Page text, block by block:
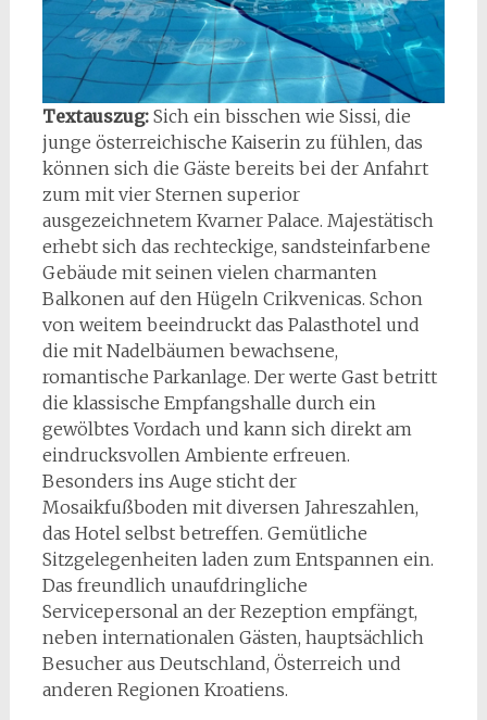
Textauszug: Sich ein bisschen wie Sissi, die
junge österreichische Kaiserin zu fühlen, das
können sich die Gäste bereits bei der Anfahrt
zum mit vier Sternen superior
ausgezeichnetem Kvarner Palace. Majestätisch
erhebt sich das rechteckige, sandsteinfarbene
Gebäude mit seinen vielen charmanten
Balkonen auf den Hügeln Crikvenicas. Schon
von weitem beeindruckt das Palasthotel und
die mit Nadelbäumen bewachsene,
romantische Parkanlage. Der werte Gast betritt
die klassische Empfangshalle durch ein
gewölbtes Vordach und kann sich direkt am
eindrucksvollen Ambiente erfreuen.
Besonders ins Auge sticht der
Mosaikfußboden mit diversen Jahreszahlen,
das Hotel selbst betreffen. Gemütliche
Sitzgelegenheiten laden zum Entspannen ein.
Das freundlich unaufdringliche
Servicepersonal an der Rezeption empfängt,
neben internationalen Gästen, hauptsächlich
Besucher aus Deutschland, Österreich und
anderen Regionen Kroatiens.